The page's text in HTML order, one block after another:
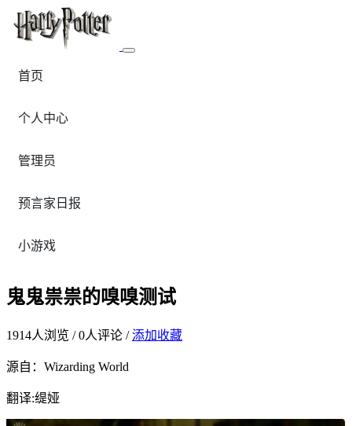
首页
个人中心
管理员
预言家日报
小游戏
鬼鬼祟祟的嗅嗅测试
1914人浏览 /0人评论 /添加收藏
源自：Wizarding World
翻译:缇娅